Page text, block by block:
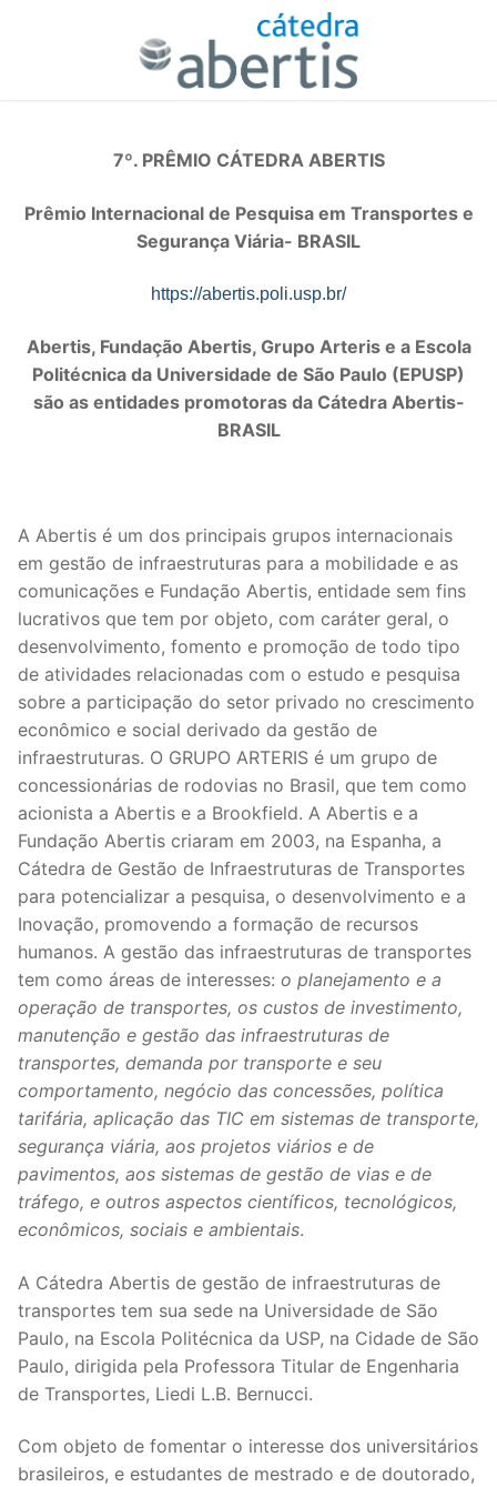
7º. PRÊMIO CÁTEDRA ABERTIS
Prêmio Internacional de Pesquisa em Transportes e
Segurança Viária- BRASIL
https://abertis.poli.usp.br/
Abertis, Fundação Abertis, Grupo Arteris e a Escola
Politécnica da Universidade de São Paulo (EPUSP)
são as entidades promotoras da Cátedra Abertis-
BRASIL
A Abertis é um dos principais grupos internacionais
em gestão de infraestruturas para a mobilidade e as
comunicações e Fundação Abertis, entidade sem fins
lucrativos que tem por objeto, com caráter geral, o
desenvolvimento, fomento e promoção de todo tipo
de atividades relacionadas com o estudo e pesquisa
sobre a participação do setor privado no crescimento
econômico e social derivado da gestão de
infraestruturas. O GRUPO ARTERIS é um grupo de
concessionárias de rodovias no Brasil, que tem como
acionista a Abertis e a Brookfield. A Abertis e a
Fundação Abertis criaram em 2003, na Espanha, a
Cátedra de Gestão de Infraestruturas de Transportes
para potencializar a pesquisa, o desenvolvimento e a
Inovação, promovendo a formação de recursos
humanos. A gestão das infraestruturas de transportes
tem como áreas de interesses: o planejamento e a
operação de transportes, os custos de investimento,
manutenção e gestão das infraestruturas de
transportes, demanda por transporte e seu
comportamento, negócio das concessões, política
tarifária, aplicação das TIC em sistemas de transporte,
segurança viária, aos projetos viários e de
pavimentos, aos sistemas de gestão de vias e de
tráfego, e outros aspectos científicos, tecnológicos,
econômicos, sociais e ambientais.
A Cátedra Abertis de gestão de infraestruturas de
transportes tem sua sede na Universidade de São
Paulo, na Escola Politécnica da USP, na Cidade de São
Paulo, dirigida pela Professora Titular de Engenharia
de Transportes, Liedi L.B. Bernucci.
Com objeto de fomentar o interesse dos universitários
brasileiros, e estudantes de mestrado e de doutorado,